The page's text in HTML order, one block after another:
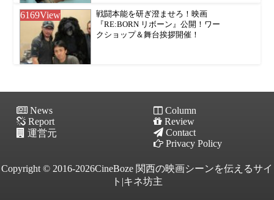
6169View
戦闘本能を研ぎ澄ませろ！映画
『RE:BORN リボーン』公開！ワー
クショップ＆舞台挨拶開催！
News
Column
Report
Review
運営元
Contact
Privacy Policy
Copyright © 2016-2026CineBoze 関西の映画シーンを伝えるサイ
ト|キネ坊主